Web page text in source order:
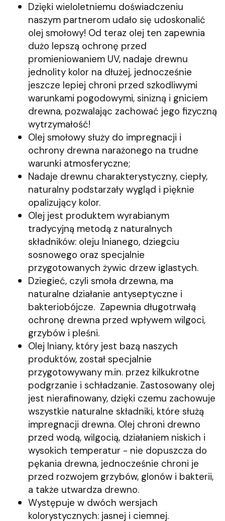
Dzięki wieloletniemu doświadczeniu
naszym partnerom udało się udoskonalić
olej smołowy! Od teraz olej ten zapewnia
dużo lepszą ochronę przed
promieniowaniem UV, nadaje drewnu
jednolity kolor na dłużej, jednocześnie
jeszcze lepiej chroni przed szkodliwymi
warunkami pogodowymi, sinizną i gniciem
drewna, pozwalając zachować jego fizyczną
wytrzymałość!
Olej smołowy służy do impregnacji i
ochrony drewna narażonego na trudne
warunki atmosferyczne;
Nadaje drewnu charakterystyczny, ciepły,
naturalny podstarzały wygląd i pięknie
opalizujący kolor.
Olej jest produktem wyrabianym
tradycyjną metodą z naturalnych
składników: oleju lnianego, dziegciu
sosnowego oraz specjalnie
przygotowanych żywic drzew iglastych.
Dziegieć, czyli smoła drzewna, ma
naturalne działanie antyseptyczne i
bakteriobójcze. Zapewnia długotrwałą
ochronę drewna przed wpływem wilgoci,
grzybów i pleśni.
Olej lniany, który jest bazą naszych
produktów, został specjalnie
przygotowywany m.in. przez kilkukrotne
podgrzanie i schładzanie. Zastosowany olej
jest nierafinowany, dzięki czemu zachowuje
wszystkie naturalne składniki, które służą
impregnacji drewna. Olej chroni drewno
przed wodą, wilgocią, działaniem niskich i
wysokich temperatur - nie dopuszcza do
pękania drewna, jednocześnie chroni je
przed rozwojem grzybów, glonów i bakterii,
a także utwardza drewno.
Występuje w dwóch wersjach
kolorystycznych: jasnej i ciemnej.